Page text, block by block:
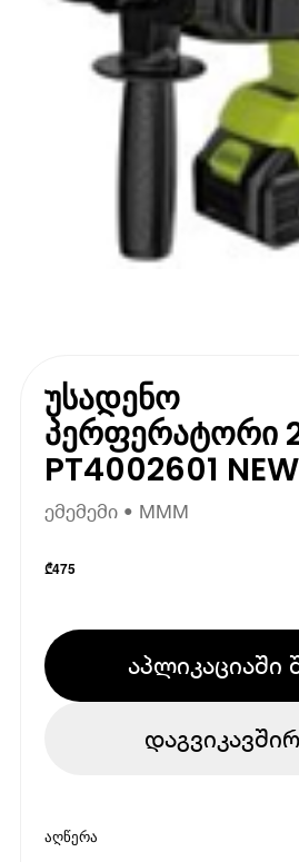
უსადენო
პერფერატორი
PT4002601 NEW
ემემემი • MMM
₾475
აპლიკაციაში
აღწერა